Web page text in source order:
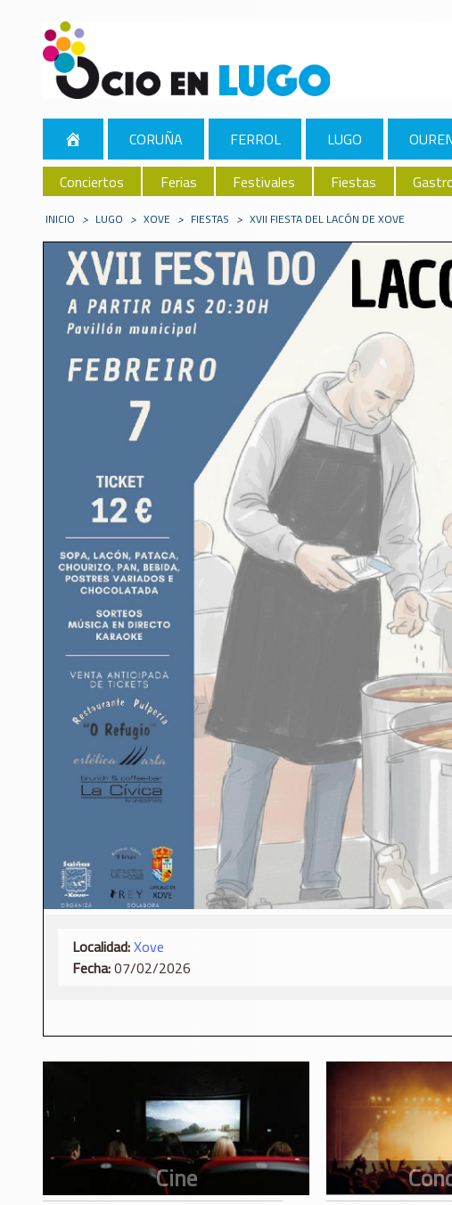
CORUÑA FERROL LUGO
Conciertos
Ferias Festivales Fiestas
INICIO > LUGO > XOVE > FIESTAS > XVII FIESTA DEL LACÓN DE XOVE
Localidad:Xove
Fecha:07/02/2026